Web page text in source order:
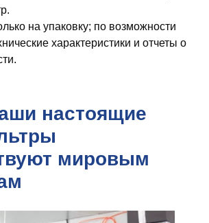
на упаковку; по возможности
характеристики и отчеты о
настоящие
мировым